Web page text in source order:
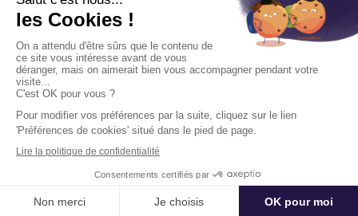
Copyright © 2026 Kactus Tous droits réservés
Conditions générales d'utilisation
Mentions légales
Signaler un contenu